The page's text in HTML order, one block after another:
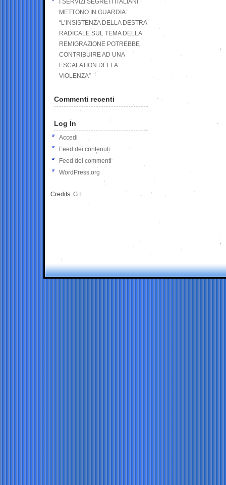
I SERVIZI SEGRETI ITALIANI
METTONO IN GUARDIA:
“L’INSISTENZA DELLA DESTRA
RADICALE SUL TEMA DELLA
REMIGRAZIONE POTREBBE
CONTRIBUIRE AD UNA
ESCALATION DELLA
VIOLENZA”
Commenti recenti
Log In
Accedi
Feed dei contenuti
Feed dei commenti
WordPress.org
Credits: G.I